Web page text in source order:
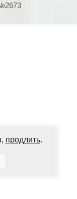
продлить.